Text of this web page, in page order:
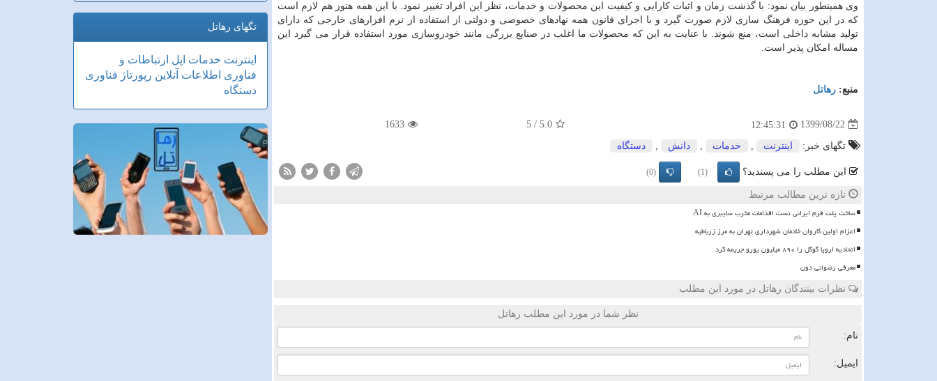
وی همینطور بیان نمود: با گذشت زمان و اثبات کارایی و کیفیت این محصولات و خدمات، نظر این افراد تغییر نمود. با این همه هنوز هم لازم است
که در این حوزه فرهنگ سازی لازم صورت گیرد و با اجرای قانون همه نهادهای خصوصی و دولتی از استفاده از نرم افزارهای خارجی که دارای
تولید مشابه داخلی است، منع شوند. با عنایت به این که محصولات ما اغلب در صنایع بزرگی مانند خودروسازی مورد استفاده قرار می گیرد این
مساله امکان پذیر است.
منبع: رهاتل
1399/08/22
12:45:31
5.0
/
5
1633
تگهای خبر: اینترنت خدمات دانش دستگاه
این مطلب را می پسندید؟ (1)
(0)
تازه ترین مطالب مرتبط
ساخت پلت فرم ایرانی تست اقدامات مخرب سایبری به AI
اعزام اولین کاروان خادمان شهرداری تهران به مرز زرباطیه
اتحادیه اروپا گوگل را ۸۹۰ میلیون یورو جریمه کرد
معرفی رضوانی دون
نظرات بینندگان رهاتل در مورد این مطلب
نظر شما در مورد این مطلب رهاتل
نام:
ایمیل:
تگهای رهاتل
اینترنت خدمات اپل ارتباطات و
فناوری اطلاعات آنلاین رپورتاژ فناوری
دستگاه